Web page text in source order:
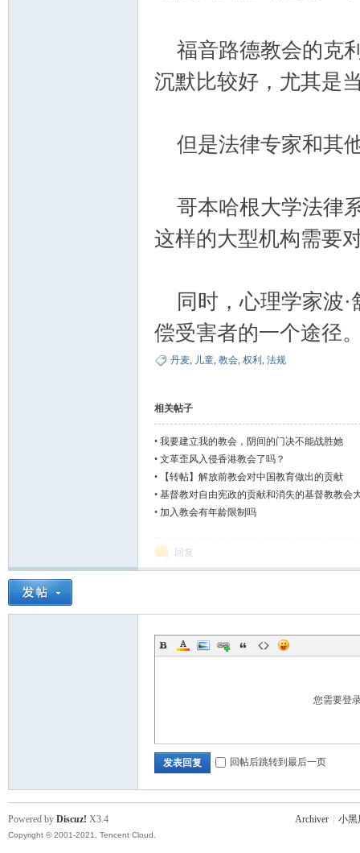
福音路德教会的克
沉默比较好，尤其是
但是法律专家和其
哥本哈根大学法律
这样的大型机构需要
同时，心理学家波·
偿受害者的一个途径
丹麦, 儿童, 教会, 权利 , 法规
相关帖子
• 我要建立我的教会，阴间的门决不能战胜她
• 文革歪风入侵香港教会了吗？
•
【转帖】解放前教会对中国教育做出的贡献
• 基督教对自由宪政的贡献和消失的基督教教会
• 加入教会有年龄限制吗
回复
您需要登
发表回复 回帖后跳转到最后一页
Archiver 小黑
Powered by Discuz! X3.4
Copyright © 2001-2021, Tencent Cloud.